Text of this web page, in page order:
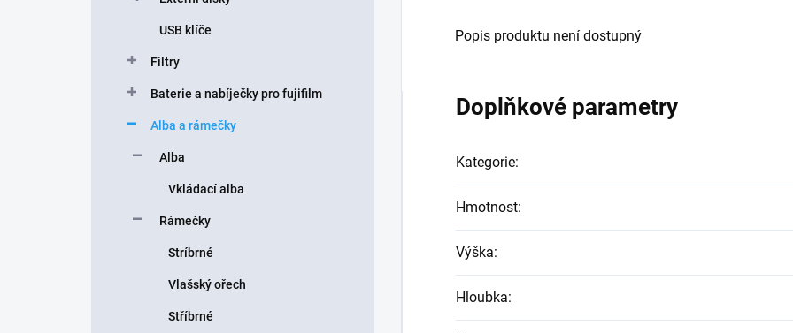
USB klíče
Filtry
Baterie a nabíječky pro fujifilm
Alba a rámečky
Alba
Vkládací alba
Rámečky
Stríbrné
Vlašský ořech
Stříbrné
Popis produktu není dostupný
Doplňkové parametry
Kategorie:
Hmotnost:
Výška:
Hloubka: